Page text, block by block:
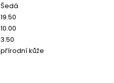
Šedá
19.50
10.00
3.50
přírodní kůže